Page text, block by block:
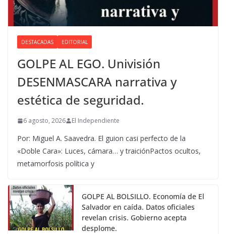
DESTACADAS EDITORIAL
GOLPE AL EGO. Univisión
DESENMASCARA narrativa y
estética de seguridad.
6 agosto, 2026 El Independiente
Por: Miguel A. Saavedra. El guion casi perfecto de la
«Doble Cara»: Luces, cámara… y traiciónPactos ocultos,
metamorfosis política y
GOLPE AL BOLSILLO. Economía de El
Salvador en caída. Datos oficiales
revelan crisis. Gobierno acepta
desplome.